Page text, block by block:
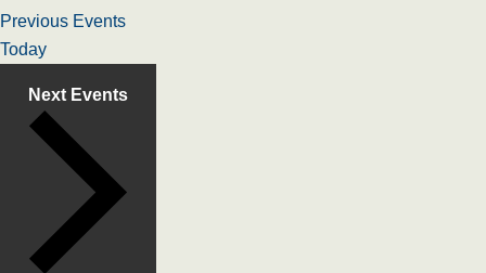
Previous Events
Today
Next Events